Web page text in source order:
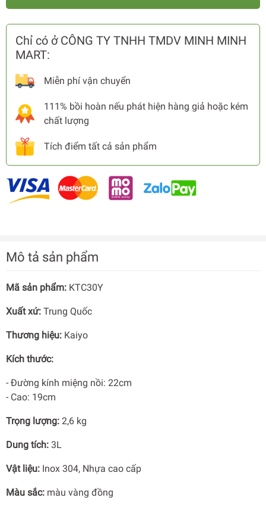
Chỉ có ở CÔNG TY TNHH TMDV MINH MINH
MART:
Miễn phí vận chuyển
111% bồi hoàn nếu phát hiện hàng giả hoặc kém
chất lượng
Tích điểm tất cả sản phẩm
Mô tả sản phẩm
Mã sản phẩm: KTC30Y
Xuất xứ: Trung Quốc
Thương hiệu: Kaiyo
Kích thước:
- Đường kính miệng nồi: 22cm
- Cao: 19cm
Trọng lượng: 2,6 kg
Dung tích: 3L
Vật liệu: Inox 304, Nhựa cao cấp
Màu sắc: màu vàng đồng